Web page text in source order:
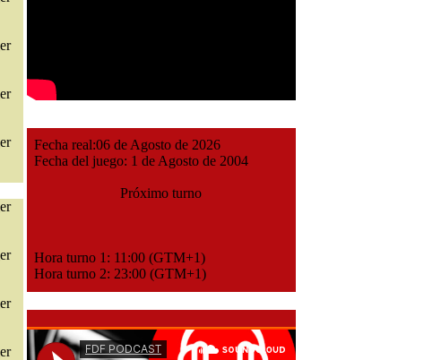
Fecha real:06 de Agosto de 2026
Fecha del juego: 1 de Agosto de 2004
Próximo turno
Hora turno 1: 11:00 (GTM+1)
Hora turno 2: 23:00 (GTM+1)